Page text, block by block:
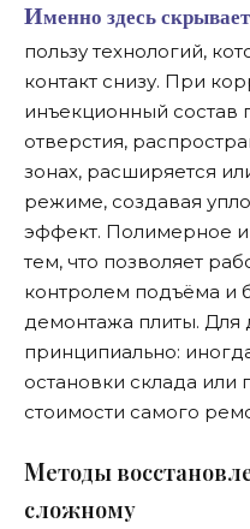
Именно здесь скрывается один из аргументов в
пользу технологий,
контакт снизу. При
инъекционный состав
отверстия,
зонах, расширяется
режиме, создавая
эффект. Полимерное
тем, что позволяет
контролем подъёма и
демонтажа плиты. Для
принципиально:
остановки склада
стоимости самого
Методы
сложному